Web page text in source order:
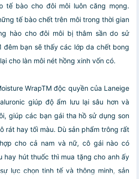
tế bào cho đôi môi luôn căng mọng.
tế bào chết trên môi trong thời gian
hào cho đôi môi bị thâm sần do sử
đêm bạn sẽ thấy các lớp da chết bong
cho làn môi nét hồng xinh vốn có.
WrapTM độc quyền của Laneige
giúp độ ẩm lưu lại sâu hơn và
giúp các bạn gái tha hồ sử dụng son
rát hay tối màu. Dù sản phẩm trông rất
cho cả nam và nữ, cô gái nào có
hay hút thuốc thì mua tặng cho anh ấy
lực chọn tinh tế và thông minh, sản